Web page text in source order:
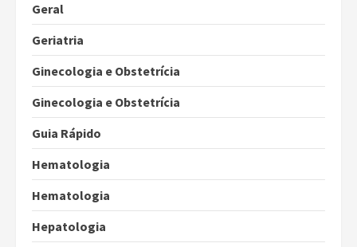
Geral
Geriatria
Ginecologia e Obstetrícia
Ginecologia e Obstetrícia
Guia Rápido
Hematologia
Hematologia
Hepatologia